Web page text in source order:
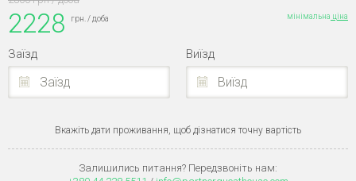
2228 грн. / доба мінімальна ціна
Заїзд
Заїзд
Виїзд
Виїзд
Вкажіть дати проживання, щоб дізнатися точну вартість
Залишились питання? Передзвоніть нам: